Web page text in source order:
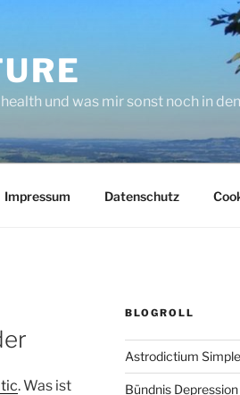
und was mir sonst noch in
Impressum Datenschutz
. Was ist
BLOGROLL
Astrodictium
Bündnis Depression